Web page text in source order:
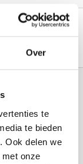
Over
te
te bieden
Ook delen we
onze